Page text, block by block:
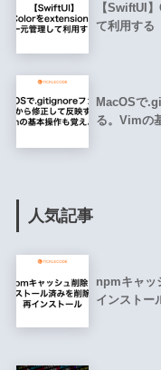
【SwiftUI
て利用する
MacOSで
る。Vimの
人気記事
npmキャッ
インストー